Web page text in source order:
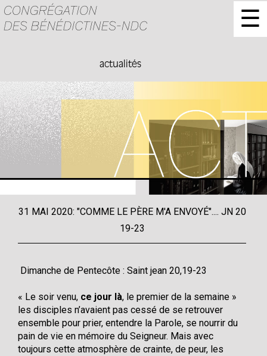
☰
actualités
31 MAI 2020: "COMME LE PÈRE M'A ENVOYÉ".... JN 20
19-23
Dimanche de Pentecôte : Saint jean 20,19-23
« Le soir venu, ce jour là, le premier de la semaine »
les disciples n’avaient pas cessé de se retrouver
ensemble pour prier, entendre la Parole, se nourrir du
pain de vie en mémoire du Seigneur. Mais avec
toujours cette atmosphère de crainte, de peur, les